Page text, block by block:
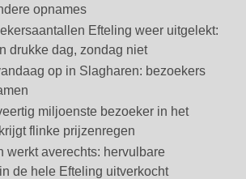
opnames
Efteling weer uitgelekt:
drukke dag, zondag niet
op in Slagharen: bezoekers
miljoenste bezoeker in het
flinke prijzenregen
werkt averechts: hervulbare
de hele Efteling uitverkocht